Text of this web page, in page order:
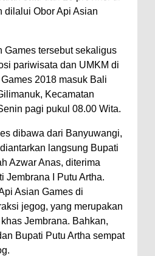
dilalui Obor Api Asian
Games tersebut sekaligus
pariwisata dan UMKM di
2018 masuk Bali
Kecamatan
pagi pukul 08.00 Wita.
dibawa dari Banyuwangi,
langsung Bupati
Azwar Anas, diterima
Jembrana I Putu Artha.
Asian Games di
jegog, yang merupakan
Jembrana. Bahkan,
Bupati Putu Artha sempat